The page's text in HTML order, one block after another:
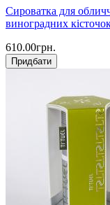
Сироватка для
виноградних
610.00грн.
Придбати